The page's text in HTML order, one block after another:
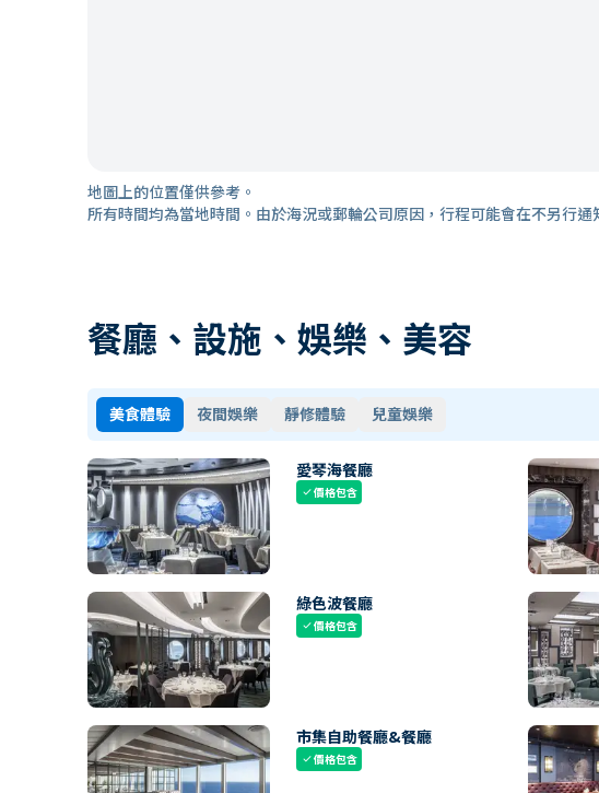
地圖上的位置僅供參考。
所有時間均為當地時間。由於海況或郵輪公司原因，行程可能會在不另行通
餐廳、設施、娛樂、美容
美食體驗 夜間娛樂 靜修體驗 兒童娛樂
愛琴海餐廳
check價格包含
綠色波餐廳
check價格包含
市集自助餐廳&餐廳
check價格包含